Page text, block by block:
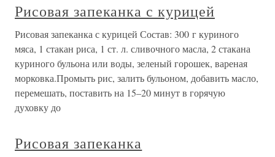
Рисовая запеканка с курицей
Рисовая запеканка с курицей Состав: 300 г куриного
мяса, 1 стакан риса, 1 ст. л. сливочного масла, 2 стакана
куриного бульона или воды, зеленый горошек, вареная
морковка.Промыть рис, залить бульоном, добавить масло,
перемешать, поставить на 15–20 минут в горячую
духовку до
Рисовая запеканка